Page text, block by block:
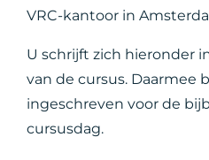
VRC-kantoor in
U schrijft zich hieronder
van de cursus. Daarmee
ingeschreven voor de
cursusdag.